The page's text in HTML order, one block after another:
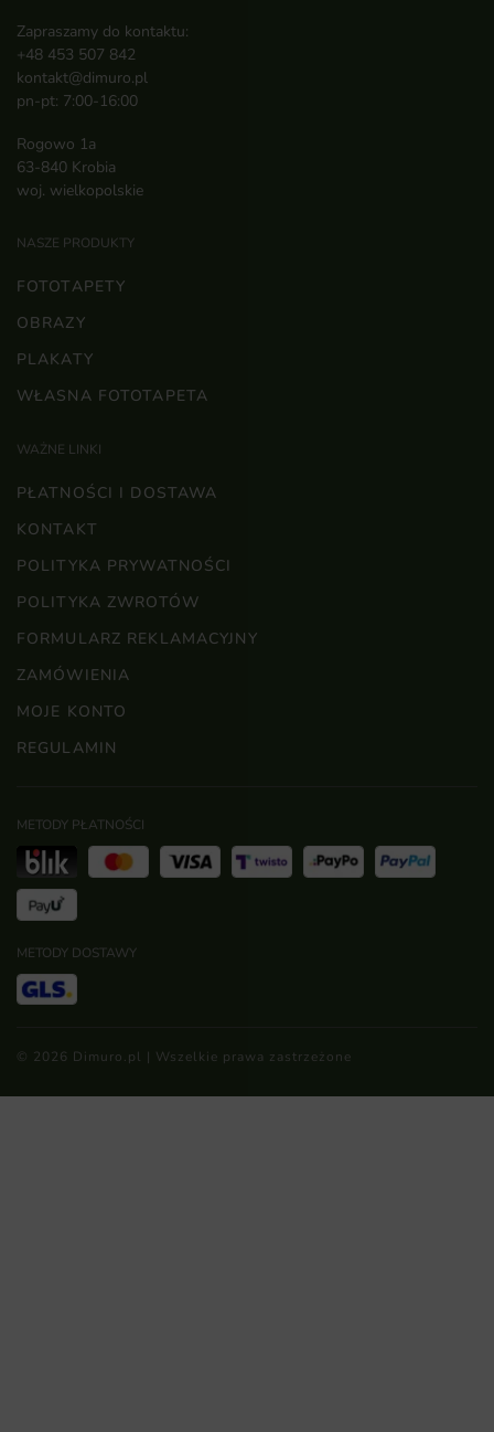
Zapraszamy do kontaktu:
+48 453 507 842
kontakt@dimuro.pl
pn-pt: 7:00-16:00
Rogowo 1a
63-840 Krobia
woj. wielkopolskie
NASZE PRODUKTY
FOTOTAPETY
OBRAZY
PLAKATY
WŁASNA FOTOTAPETA
WAŻNE LINKI
PŁATNOŚCI I DOSTAWA
KONTAKT
POLITYKA PRYWATNOŚCI
POLITYKA ZWROTÓW
FORMULARZ REKLAMACYJNY
ZAMÓWIENIA
MOJE KONTO
REGULAMIN
METODY PŁATNOŚCI
METODY DOSTAWY
© 2026 Dimuro.pl | Wszelkie prawa zastrzeżone